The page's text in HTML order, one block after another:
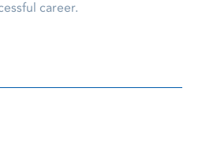
career.